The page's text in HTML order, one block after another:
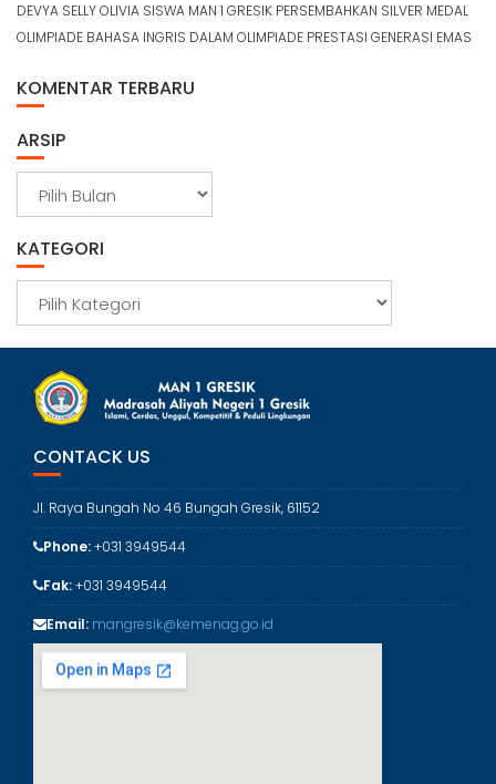
DEVYA SELLY OLIVIA SISWA MAN 1 GRESIK PERSEMBAHKAN SILVER MEDAL
OLIMPIADE BAHASA INGRIS DALAM OLIMPIADE PRESTASI GENERASI EMAS
KOMENTAR TERBARU
ARSIP
i
KATEGORI
t
CONTACK US
Jl. Raya Bungah No 46 Bungah Gresik, 61152
Phone:+031 3949544
Fak:+031 3949544
Email: mangresik@kemenag.go.id